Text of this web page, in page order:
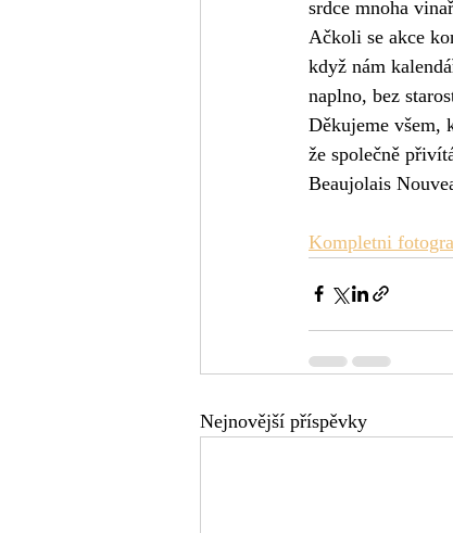
srdce mnoha
Ačkoli se akce
když nám
naplno, bez
Děkujeme všem,
že společně
Beaujolais
Kompletni
Nejnovější příspěvky